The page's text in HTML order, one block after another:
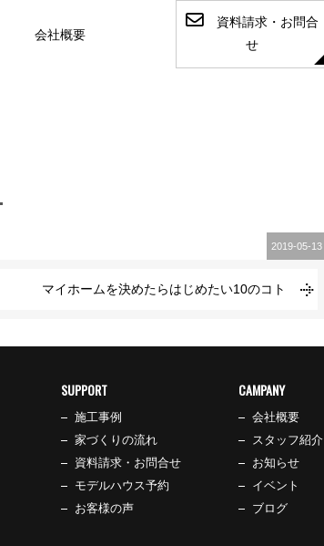
会社概要
資料請求・お問合
せ
2019-05-13
マイホームを決めたらはじめたい10のコト
SUPPORT
施工事例
家づくりの流れ
資料請求・お問合せ
モデルハウス予約
お客様の声
CAMPANY
会社概要
スタッフ紹介
お知らせ
イベント
ブログ